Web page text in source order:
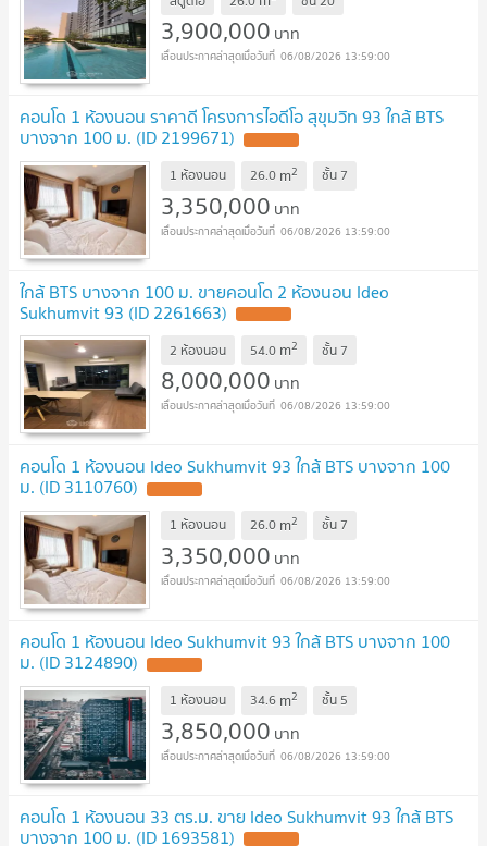
3,900,000 บาท
06/08/2026 13:59:00
คอนโด 1 ห้องนอน ราคาดี โครงการไอดีโอ สุขุมวิท 93 ใกล้ BTS
บางจาก 100 ม. (ID 2199671)
1 ห้องนอน 26.0 m2 ชั้น 7
3,350,000 บาท
06/08/2026 13:59:00
ใกล้ BTS บางจาก 100 ม. ขายคอนโด 2 ห้องนอน Ideo
Sukhumvit 93 (ID 2261663)
2 ห้องนอน 54.0 m2 ชั้น 7
8,000,000 บาท
06/08/2026 13:59:00
คอนโด 1 ห้องนอน Ideo Sukhumvit 93 ใกล้ BTS บางจาก 100
ม. (ID 3110760)
1 ห้องนอน 26.0 m2 ชั้น 7
3,350,000 บาท
06/08/2026 13:59:00
คอนโด 1 ห้องนอน Ideo Sukhumvit 93 ใกล้ BTS บางจาก 100
ม. (ID 3124890)
1 ห้องนอน 34.6 m2 ชั้น 5
3,850,000 บาท
06/08/2026 13:59:00
คอนโด 1 ห้องนอน 33 ตร.ม. ขาย Ideo Sukhumvit 93 ใกล้ BTS
บางจาก 100 ม. (ID 1693581)